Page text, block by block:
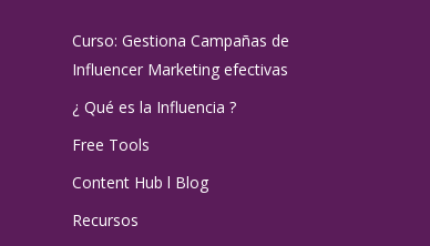
Curso: Gestiona Campañas de
Influencer Marketing efectivas
¿ Qué es la Influencia ?
Free Tools
Content Hub l Blog
Recursos